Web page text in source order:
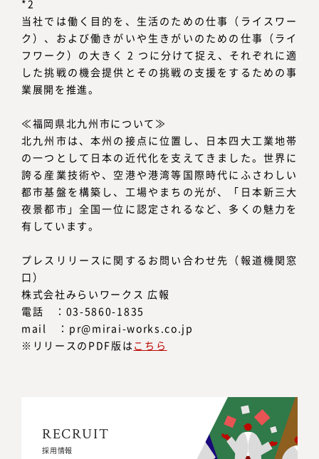
*2
当社では働く目的を、生活のための仕事（ライスワー
ク）、および働きがいや生きがいのための仕事（ライ
フワーク）の大きく 2 つに分けて捉え、それぞれに適
した挑戦の機会提供とその挑戦の支援をするための事
業展開を推進。
≪福岡県北九州市について≫
北九州市は、本州の接点に位置し、日本四大工業地帯
の一つとして日本の近代化を支えてきました。世界に
誇る産業技術や、空港や港湾等国際時代にふさわしい
都市基盤を構築し、工場やまちの光が、「日本新三大
夜景都市」全国一位に認定されるなど、多くの魅力を
有しています。
プレスリリースに関するお問い合わせ先（報道機関窓
口）
株式会社みらいワークス 広報
電話 ：03-5860-1835
mail ：pr@mirai-works.co.jp
※リリースのPDF版はこちら
RECRUIT
採用情報
RECRUIT
採用情報